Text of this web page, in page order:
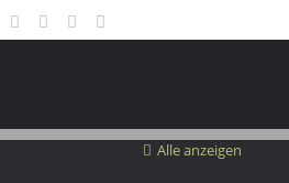
Alle anzeigen